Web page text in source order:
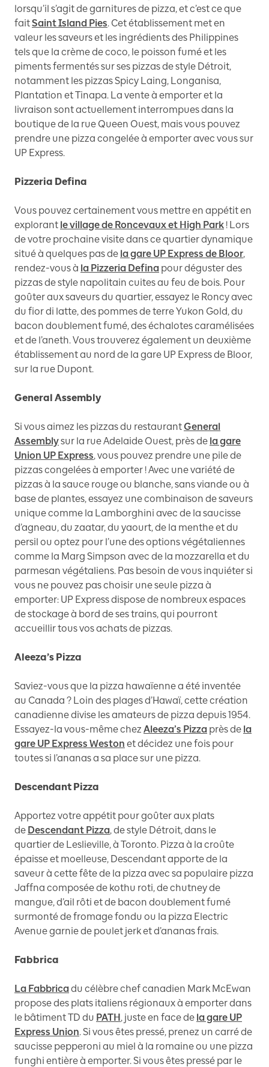
lorsqu’il s’agit de garnitures de pizza, et c’est ce que
faitSaint Island Pies. Cet établissement met en
valeur les saveurs et les ingrédients des Philippines
tels que la crème de coco, le poisson fumé et les
piments fermentés sur ses pizzas de style Détroit,
notamment les pizzas Spicy Laing, Longanisa,
Plantation et Tinapa. La vente à emporter et la
livraison sont actuellement interrompues dans la
boutique de la rue Queen Ouest, mais vous pouvez
prendre une pizza congelée à emporter avec vous sur
UP Express.
Pizzeria Defina
Vous pouvez certainement vous mettre en appétit en
explorant le village de Roncevaux et High Park ! Lors
de votre prochaine visite dans ce quartier dynamique
situé à quelques pas de la gare UP Express de Bloor,
rendez-vous à la Pizzeria Defina pour déguster des
pizzas de style napolitain cuites au feu de bois. Pour
goûter aux saveurs du quartier, essayez le Roncy avec
du fior di latte, des pommes de terre Yukon Gold, du
bacon doublement fumé, des échalotes caramélisées
et de l’aneth. Vous trouverez également un deuxième
établissement au nord de la gare UP Express de Bloor,
sur la rue Dupont.
General Assembly
Si vous aimez les pizzas du restaurantGeneral
Assemblysur la rue Adelaide Ouest, près de la gare
Union UP Express, vous pouvez prendre une pile de
pizzas congelées à emporter ! Avec une variété de
pizzas à la sauce rouge ou blanche, sans viande ou à
base de plantes, essayez une combinaison de saveurs
unique comme la Lamborghini avec de la saucisse
d’agneau, du zaatar, du yaourt, de la menthe et du
persil ou optez pour l’une des options végétaliennes
comme la Marg Simpson avec de la mozzarella et du
parmesan végétaliens. Pas besoin de vous inquiéter si
vous ne pouvez pas choisir une seule pizza à
emporter: UP Express dispose de nombreux espaces
de stockage à bord de ses trains, qui pourront
accueillir tous vos achats de pizzas.
Aleeza’s Pizza
Saviez-vous que la pizza hawaïenne a été inventée
au Canada ? Loin des plages d’Hawaï, cette création
canadienne divise les amateurs de pizza depuis 1954.
Essayez-la vous-même chez Aleeza’s Pizza près de la
gare UP Express Weston et décidez une fois pour
toutes si l’ananas a sa place sur une pizza.
Descendant Pizza
Apportez votre appétit pour goûter aux plats
de Descendant Pizza, de style Détroit, dans le
quartier de Leslieville, à Toronto. Pizza à la croûte
épaisse et moelleuse, Descendant apporte de la
saveur à cette fête de la pizza avec sa populaire pizza
Jaffna composée de kothu roti, de chutney de
mangue, d’ail rôti et de bacon doublement fumé
surmonté de fromage fondu ou la pizza Electric
Avenue garnie de poulet jerk et d’ananas frais.
Fabbrica
La Fabbricadu célèbre chef canadien Mark McEwan
propose des plats italiens régionaux à emporter dans
le bâtiment TD du PATH , juste en face de la gare UP
Express Union. Si vous êtes pressé, prenez un carré de
saucisse pepperoni au miel à la romaine ou une pizza
funghi entière à emporter. Si vous êtes pressé par le